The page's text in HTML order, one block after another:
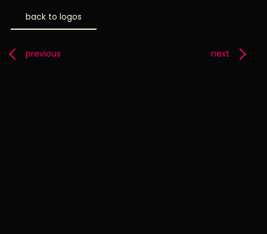
back to logos
previous next